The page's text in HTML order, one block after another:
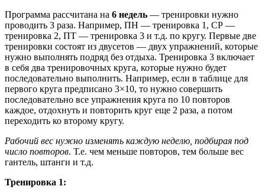
Программа рассчитана на 6 недель — тренировки нужно
проводить 3 раза. Например, ПН — тренировка 1, СР —
тренировка 2, ПТ — тренировка 3 и т.д. по кругу. Первые две
тренировки состоят из двусетов — двух упражнений, которые
нужно выполнять подряд без отдыха. Тренировка 3 включает
в себя два тренировочных круга, которые нужно будет
последовательно выполнить. Например, если в таблице для
первого круга предписано 3×10, то нужно совершить
последовательно все упражнения круга по 10 повторов
каждое, отдохнуть и повторить круг еще 2 раза, а потом
переходить ко второму кругу.
Рабочий вес нужно изменять каждую неделю, подбирая под
число повторов. Т.е. чем меньше повторов, тем больше вес
гантель, штанги и т.д.
Тренировка 1: